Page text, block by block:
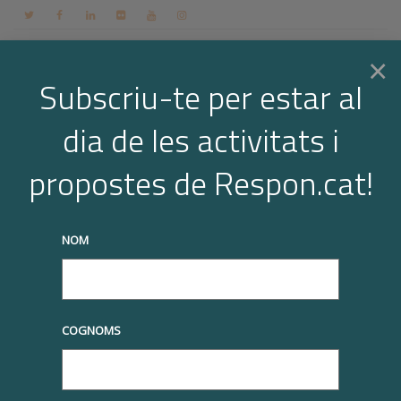
Contacte Espai membres Login CA
Arxiu per a l'etiqueta: empreses
Home empreses truqueu-nos al +34 93 677 1000 info@respon.cat
×
Subscriu-te per estar al
dia de les activitats i
propostes de Respon.cat!
NOM
COGNOMS